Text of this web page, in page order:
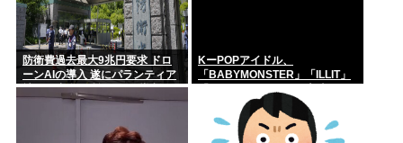
防衛費過去最大9兆円要求 ドロ
ーンAIの導入 遂にパランティア
社(CIA出資)の戦術OSを導入か
KーPOPアイドル、
「BABYMONSTER」「ILLIT」